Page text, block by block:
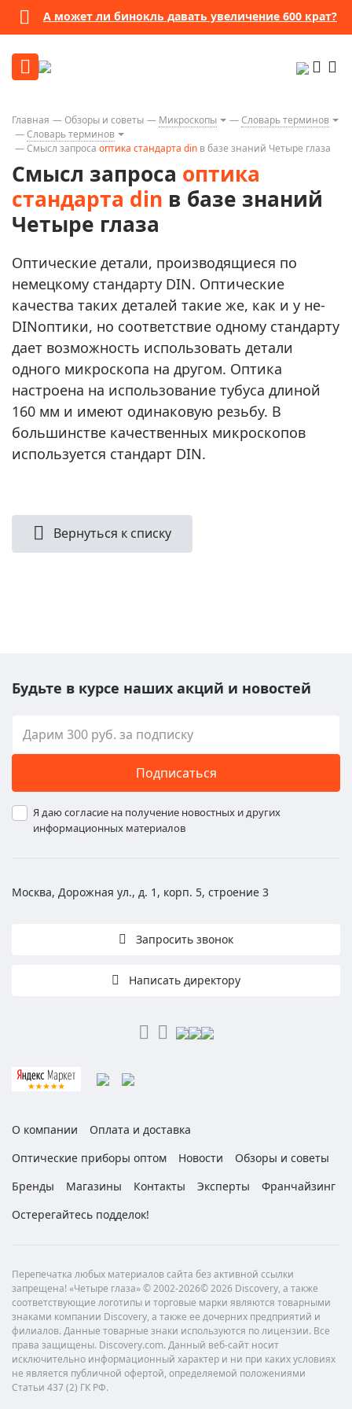
А может ли бинокль давать увеличение 600 крат?
Главная Обзоры и советы Микроскопы
Словарь терминов
Словарь терминов
Смысл запроса оптика стандарта din в базе знаний Четыре глаза
Смысл запроса оптика
стандарта din в базе знаний
Четыре глаза
Оптические детали, производящиеся по
немецкому стандарту DIN. Оптические
качества таких деталей такие же, как и у не-
DINоптики, но соответствие одному стандарту
дает возможность использовать детали
одного микроскопа на другом. Оптика
настроена на использование тубуса длиной
160 мм и имеют одинаковую резьбу. В
большинстве качественных микроскопов
используется стандарт DIN.
Вернуться к списку
Будьте в курсе наших акций и новостей
Подписаться
Я даю согласие на получение новостных и других
информационных материалов
Москва, Дорожная ул., д. 1, корп. 5, строение 3
Запросить звонок
Написать директору
О компании
Оплата и доставка
Оптические приборы оптом
Новости
Обзоры и советы
Бренды
Магазины Контакты Эксперты
Франчайзинг
Остерегайтесь подделок!
Перепечатка любых материалов сайта без активной ссылки
запрещена! «Четыре глаза» © 2002-2026© 2026 Discovery, а также
соответствующие логотипы и торговые марки являются товарными
знаками компании Discovery, а также ее дочерних предприятий и
филиалов. Данные товарные знаки используются по лицензии. Все
права защищены. Discovery.com. Данный веб-сайт носит
исключительно информационный характер и ни при каких условиях
не является публичной офертой, определяемой положениями
Статьи 437 (2) ГК РФ.